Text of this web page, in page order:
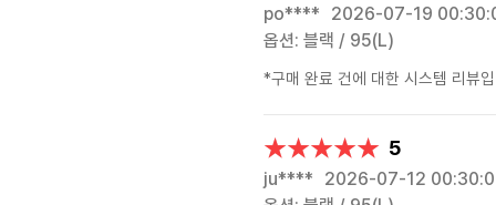
po**** 2026-07-19
옵션: 블랙 / 95(L)
*구매 완료 건에 대한 시스템 리뷰
★★★★★
★★★★★ 5
ju**** 2026-07-12